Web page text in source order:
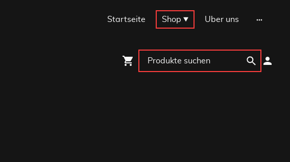
Startseite Shop Über uns